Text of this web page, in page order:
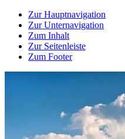
Zur Hauptnavigation
Zur Unternavigation
Zum Inhalt
Zur Seitenleiste
Zum Footer